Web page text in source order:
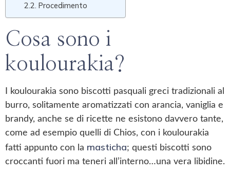
Procedimento
Cosa sono i
koulourakia?
I koulourakia sono biscotti pasquali greci tradizionali al
burro, solitamente aromatizzati con arancia, vaniglia e
brandy, anche se di ricette ne esistono davvero tante,
come ad esempio quelli di Chios, con i koulourakia
fatti appunto con la masticha; questi biscotti sono
croccanti fuori ma teneri all’interno…una vera libidine.